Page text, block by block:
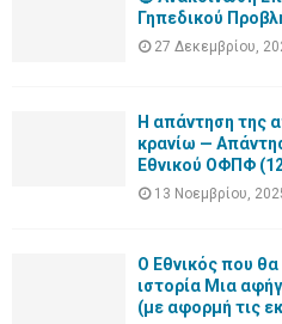
Γηπεδικού
27 Δεκεμβρίου,
Η απάντηση της
κρανίω —
Εθνικού ΟΦΠΦ
13 Νοεμβρίου,
Ο Εθνικός που
ιστορία Μια
(με αφορμή τις